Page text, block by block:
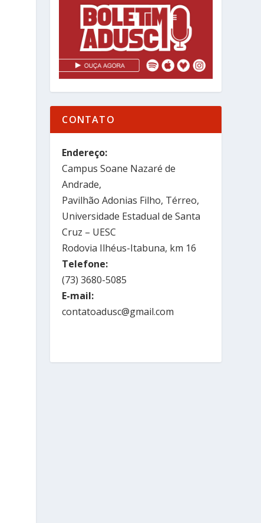
CONTATO
Endereço:
Campus Soane Nazaré de
Andrade,
Pavilhão Adonias Filho, Térreo,
Universidade Estadual de Santa
Cruz – UESC
Rodovia Ilhéus-Itabuna, km 16
Telefone:
(73) 3680-5085
E-mail:
contatoadusc@gmail.com